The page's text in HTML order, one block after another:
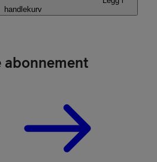
handlekurv
abonnement